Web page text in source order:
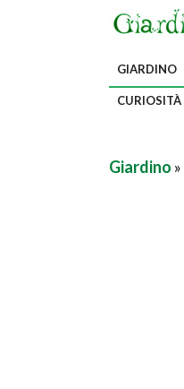
GIARDINO
CURIOSITÀ
Giardino »